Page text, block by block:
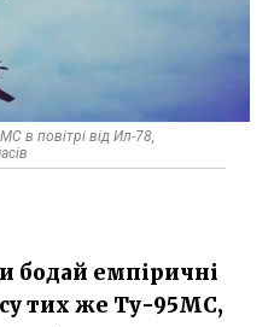
в повітрі від Ил-78,
бодай емпіричні
тих же Ту-95МС,